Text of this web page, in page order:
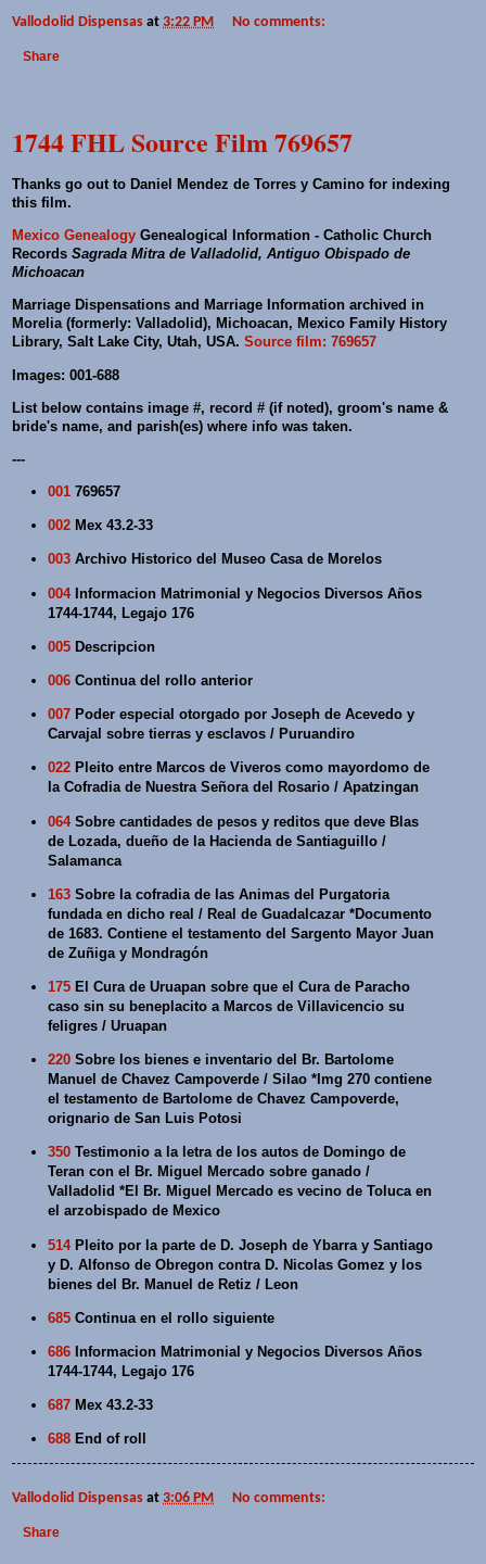
Vallodolid Dispensas at 3:22 PM No comments:
Share
1744 FHL Source Film 769657
Thanks go out to Daniel Mendez de Torres y Camino for indexing
this film.
Mexico Genealogy Genealogical Information - Catholic Church
Records Sagrada Mitra de Valladolid, Antiguo Obispado de
Michoacan
Marriage Dispensations and Marriage Information archived in
Morelia (formerly: Valladolid), Michoacan, Mexico Family History
Library, Salt Lake City, Utah, USA. Source film: 769657
Images: 001-688
List below contains image #, record # (if noted), groom's name &
bride's name, and parish(es) where info was taken.
---
001 769657
002 Mex 43.2-33
003 Archivo Historico del Museo Casa de Morelos
004Informacion Matrimonial y Negocios Diversos Años
1744-1744, Legajo 176
005 Descripcion
006 Continua del rollo anterior
007 Poder especial otorgado por Joseph de Acevedo y
Carvajal sobre tierras y esclavos / Puruandiro
022 Pleito entre Marcos de Viveros como mayordomo de
la Cofradia de Nuestra Señora del Rosario / Apatzingan
064Sobre cantidades de pesos y reditos que deve Blas
de Lozada, dueño de la Hacienda de Santiaguillo /
Salamanca
163 Sobre la cofradia de las Animas del Purgatoria
fundada en dicho real / Real de Guadalcazar *Documento
de 1683. Contiene el testamento del Sargento Mayor Juan
de Zuñiga y Mondragón
175 El Cura de Uruapan sobre que el Cura de Paracho
caso sin su beneplacito a Marcos de Villavicencio su
feligres / Uruapan
220 Sobre los bienes e inventario del Br. Bartolome
Manuel de Chavez Campoverde / Silao *Img 270 contiene
el testamento de Bartolome de Chavez Campoverde,
orignario de San Luis Potosi
350 Testimonio a la letra de los autos de Domingo de
Teran con el Br. Miguel Mercado sobre ganado /
Valladolid *El Br. Miguel Mercado es vecino de Toluca en
el arzobispado de Mexico
514Pleito por la parte de D. Joseph de Ybarra y Santiago
y D. Alfonso de Obregon contra D. Nicolas Gomez y los
bienes del Br. Manuel de Retiz / Leon
685 Continua en el rollo siguiente
686 Informacion Matrimonial y Negocios Diversos Años
1744-1744, Legajo 176
687 Mex 43.2-33
688 End of roll
Vallodolid Dispensas at 3:06 PM No comments:
Share